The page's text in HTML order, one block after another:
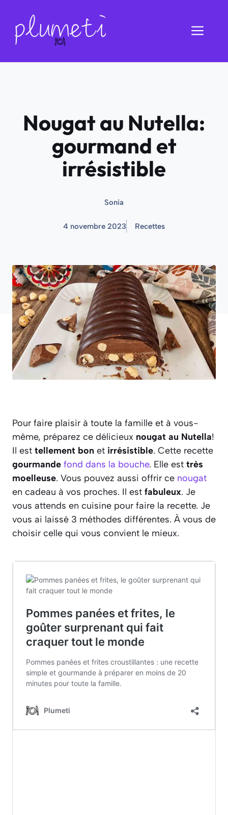
contenu
Nougat au Nutella:
gourmand et
irrésistible
Sonia
4 novembre 2023 Recettes
Pour faire plaisir à toute la famille et à vous-
même, préparez ce délicieux nougat au Nutella!
Il est tellement bon et irrésistible. Cette recette
gourmande fond dans la bouche. Elle est très
moelleuse. Vous pouvez aussi offrir ce nougat
en cadeau à vos proches. Il est fabuleux. Je
vous attends en cuisine pour faire la recette. Je
vous ai laissé 3 méthodes différentes. À vous de
choisir celle qui vous convient le mieux.